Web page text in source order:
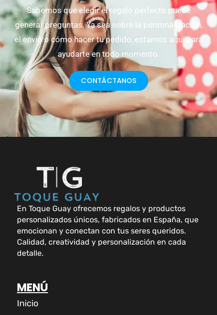
Sabemos que elegir el regalo perfecto puede
generar preguntas. Ya sea sobre la personalización,
el envío o cómo hacer tu pedido, estamos aquí para
ayudarte en todo momento.
CONTÁCTANOS
En Toque Guay ofrecemos regalos y productos
personalizados únicos, fabricados en España, que
emocionan y conectan con tus seres queridos.
Calidad, creatividad y personalización en cada
detalle.
MENÚ
Inicio